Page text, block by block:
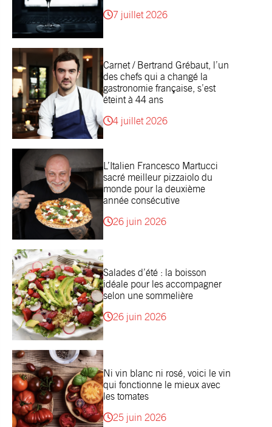
7 juillet 2026
Carnet / Bertrand Grébaut, l’un
des chefs qui a changé la
gastronomie française, s’est
éteint à 44 ans
4 juillet 2026
L’Italien Francesco Martucci
sacré meilleur pizzaiolo du
monde pour la deuxième
année consécutive
26 juin 2026
Salades d’été : la boisson
idéale pour les accompagner
selon une sommelière
26 juin 2026
Ni vin blanc ni rosé, voici le vin
qui fonctionne le mieux avec
les tomates
25 juin 2026